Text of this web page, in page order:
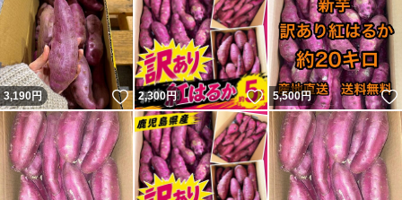
3,190円 いいね！
2,300円 いいね！
5,500円